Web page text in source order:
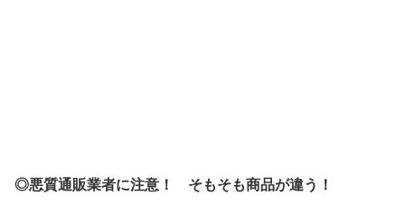
◎悪質通販業者に注意！ そもそも商品が違う！